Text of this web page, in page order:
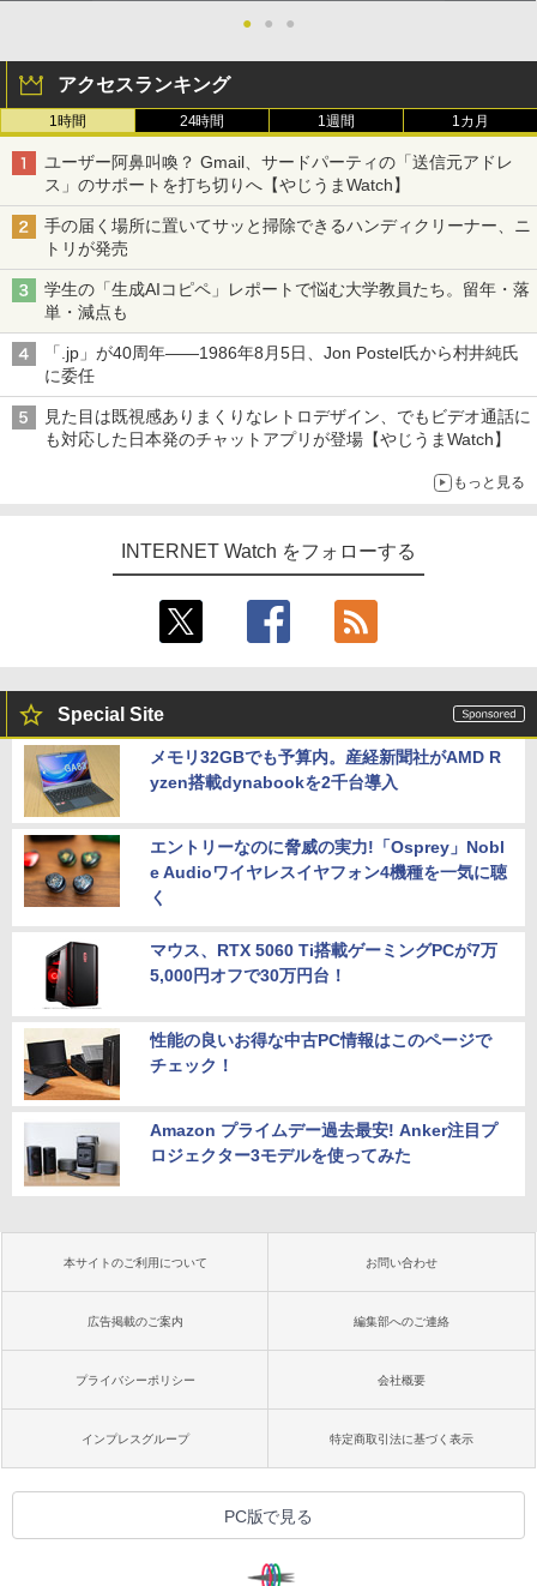
● ● ●
アクセスランキング
1時間 24時間 1週間 1カ月
ユーザー阿鼻叫喚？ Gmail、サードパーティの「送信元アドレ
ス」のサポートを打ち切りへ【やじうまWatch】
手の届く場所に置いてサッと掃除できるハンディクリーナー、ニ
トリが発売
学生の「生成AIコピペ」レポートで悩む大学教員たち。留年・落
単・減点も
「.jp」が40周年――1986年8月5日、Jon Postel氏から村井純氏
に委任
見た目は既視感ありまくりなレトロデザイン、でもビデオ通話に
も対応した日本発のチャットアプリが登場【やじうまWatch】
もっと見る
INTERNET Watch をフォローする
Special Site
メモリ32GBでも予算内。産経新聞社がAMD R
yzen搭載dynabookを2千台導入
エントリーなのに脅威の実力!「Osprey」Nobl
e Audioワイヤレスイヤフォン4機種を一気に聴
く
マウス、RTX 5060 Ti搭載ゲーミングPCが7万
5,000円オフで30万円台！
性能の良いお得な中古PC情報はこのページで
チェック！
Amazon プライムデー過去最安! Anker注目プ
ロジェクター3モデルを使ってみた
本サイトのご利用について お問い合わせ
広告掲載のご案内 編集部へのご連絡
プライバシーポリシー 会社概要
インプレスグループ 特定商取引法に基づく表示
PC版で見る